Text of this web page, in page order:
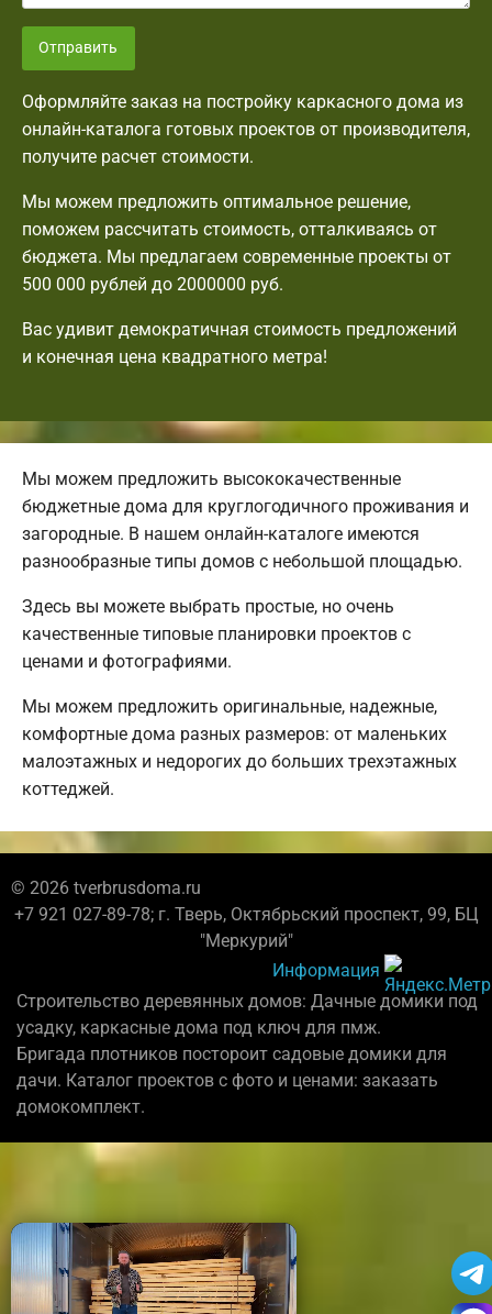
Отправить
Оформляйте заказ на постройку каркасного дома из
онлайн-каталога готовых проектов от производителя,
получите расчет стоимости.
Мы можем предложить оптимальное решение,
поможем рассчитать стоимость, отталкиваясь от
бюджета. Мы предлагаем современные проекты от
500 000 рублей до 2000000 руб.
Вас удивит демократичная стоимость предложений
и конечная цена квадратного метра!
Мы можем предложить высококачественные
бюджетные дома для круглогодичного проживания и
загородные. В нашем онлайн-каталоге имеются
разнообразные типы домов с небольшой площадью.
Здесь вы можете выбрать простые, но очень
качественные типовые планировки проектов с
ценами и фотографиями.
Мы можем предложить оригинальные, надежные,
комфортные дома разных размеров: от маленьких
малоэтажных и недорогих до больших трехэтажных
коттеджей.
© 2026 tverbrusdoma.ru
+7 921 027-89-78; г. Тверь, Октябрьский проспект, 99, БЦ
"Меркурий"
Информация
Строительство деревянных домов: Дачные домики под
усадку, каркасные дома под ключ для пмж.
Бригада плотников постороит садовые домики для
дачи. Каталог проектов с фото и ценами: заказать
домокомплект.